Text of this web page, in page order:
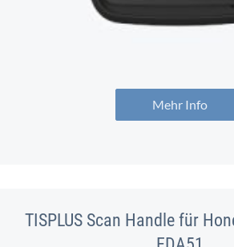
Mehr Info
TISPLUS Scan Handle für